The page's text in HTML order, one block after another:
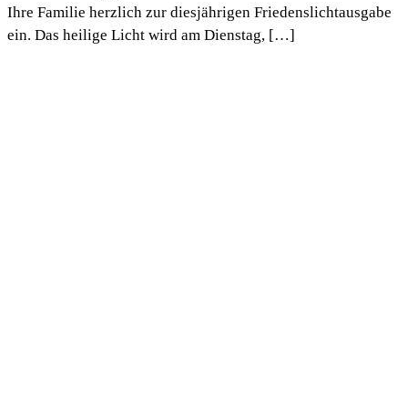
Ihre Familie herzlich zur diesjährigen Friedenslichtausgabe
ein. Das heilige Licht wird am Dienstag, […]